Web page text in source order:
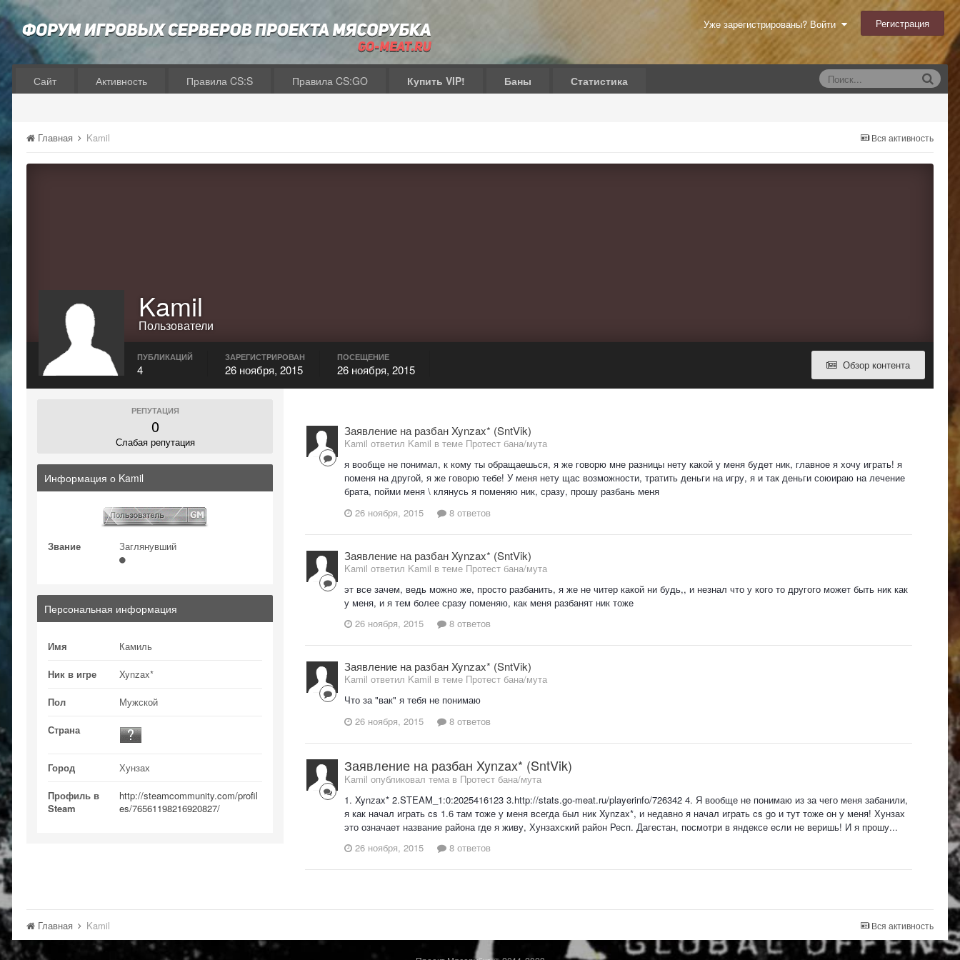
Уже зарегистрированы? Войти Регистрация
Сайт Активность Правила CS:S Правила CS:GO Купить VIP! Баны Статистика
Вся активность
Главная Kamil
Kamil
Пользователи
Обзор контента
ПУБЛИКАЦИЙ
4
ЗАРЕГИСТРИРОВАН
26 ноября, 2015
ПОСЕЩЕНИЕ
26 ноября, 2015
РЕПУТАЦИЯ
0
Слабая репутация
Информация о Kamil
Звание Заглянувший
Персональная информация
Имя Камиль
Ник в игре Xynzax*
Пол Мужской
Страна
Город Хунзах
Профиль в
Steam
http://steamcommunity.com/profil
es/76561198216920827/
Заявление на разбан Xynzax* (SntVik)
Kamil ответил Kamil в теме Протест бана/мута
я вообще не понимал, к кому ты обращаешься, я же говорю мне разницы нету какой у меня будет ник, главное я хочу играть! я
поменя на другой, я же говорю тебе! У меня нету щас возможности, тратить деньги на игру, я и так деньги союираю на лечение
брата, пойми меня \ клянусь я поменяю ник, сразу, прошу разбань меня
26 ноября, 2015
8 ответов
Заявление на разбан Xynzax* (SntVik)
Kamil ответил Kamil в теме Протест бана/мута
эт все зачем, ведь можно же, просто разбанить, я же не читер какой ни будь,, и незнал что у кого то другого может быть ник как
у меня, и я тем более сразу поменяю, как меня разбанят ник тоже
26 ноября, 2015
8 ответов
Заявление на разбан Xynzax* (SntVik)
Kamil ответил Kamil в теме Протест бана/мута
Что за "вак" я тебя не понимаю
26 ноября, 2015
8 ответов
Заявление на разбан Xynzax* (SntVik)
Kamil опубликовал тема в Протест бана/мута
1. Xynzax* 2.STEAM_1:0:2025416123 3.http://stats.go-meat.ru/playerinfo/726342 4. Я вообще не понимаю из за чего меня забанили,
я как начал играть cs 1.6 там тоже у меня всегда был ник Xynzax*, и недавно я начал играть cs go и тут тоже он у меня! Хунзах
это означает название района где я живу, Хунзахский район Респ. Дагестан, посмотри в яндексе если не веришь! И я прошу...
26 ноября, 2015
8 ответов
Вся активность
Главная Kamil